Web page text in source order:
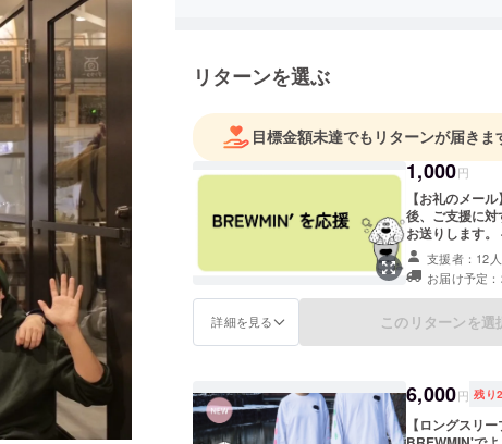
リターンを選ぶ
目標金額未達でもリターンが届きま
1,000円
【お礼のメー
後、ご支援に
お送りします
の際に任意で引
支援者：12人
お届け予定
詳細を見る このリターンを選
6,000円 残り2
【ロングスリー